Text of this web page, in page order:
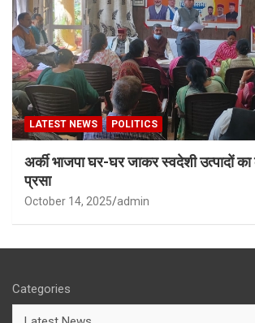
LATEST NEWS POLITICS
अर्की भाजपा घर-घर जाकर स्वदेशी उत्पादों
प्रसा
October 14, 2025 admin
Categories